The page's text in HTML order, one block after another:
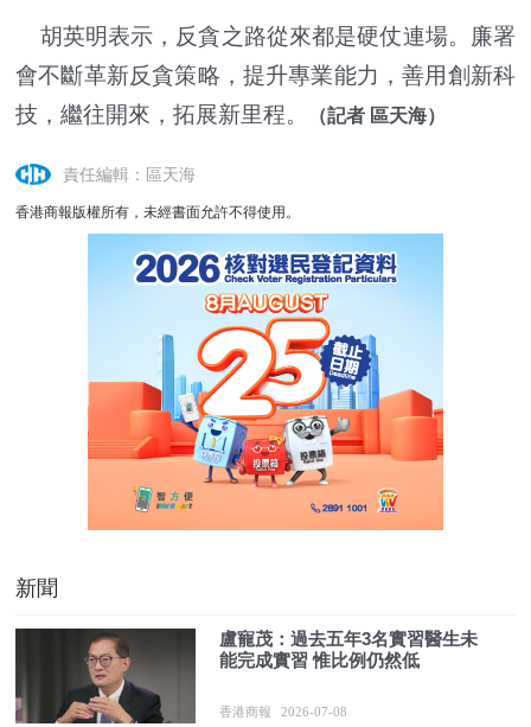
胡英明表示，反貪之路從來都是硬仗連場。廉署
會不斷革新反貪策略，提升專業能力，善用創新科
技，繼往開來，拓展新里程。
（記者 區天海）
責任編輯：區天海
香港商報版權所有，未經書面允許不得使用。
新聞
盧寵茂：過去五年3名實習醫生未
能完成實習 惟比例仍然低
香港商報 2026-07-08